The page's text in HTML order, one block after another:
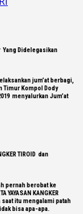
Didelegasikan
jum’at berbagi,
Timur Kompol Dody
menyalurkan Jum’at
TIROID dan
pernah berobat ke
KANGKER
itu mengalami patah
bisa apa-apa.